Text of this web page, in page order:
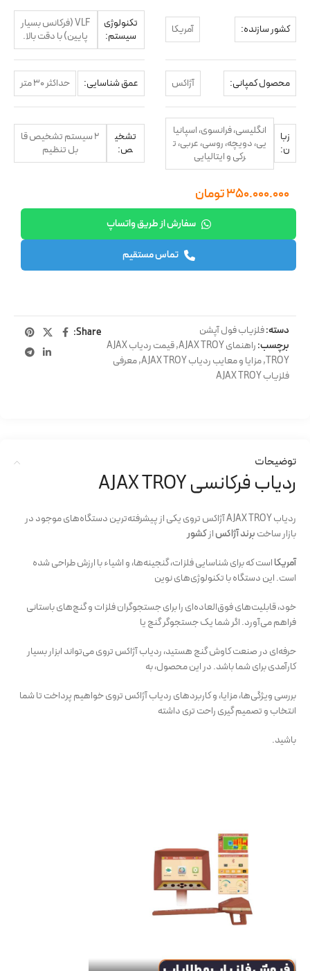
کشور سازنده: آمریکا
تکنولوژی
سیستم:
VLF (فرکانس بسیار
پایین) با دقت بالا.
محصول کمپانی: آژاکس عمق شناسایی: حداکثر 30 متر
زبا
ن:
انگلیسی، فرانسوی، اسپانیا
یی، دویچه، روسی، عربی، ت
رکی و ایتالیایی
تشخی
ص:
2 سیستم تشخیص قا
بل تنظیم
۳۵۰.۰۰۰.۰۰۰تومان
سفارش از طریق واتساپ
تماس مستقیم
دسته:فلزیاب فول آپشن
برچسب:راهنمای AJAX TROY ,
قیمت ردیاب AJAX
TROY
,مزایا و معایب ردیاب AJAX TROY ,معرفی
فلزیاب AJAX TROY
Share:
توضیحات
ردیاب فرکانسی AJAX TROY
ردیاب AJAX TROY آژاکس تروی یکی از پیشرفته‌ترین دستگاه‌های موجود در
بازار ساختبرند آژاکسازکشور
آمریکااست که برای شناسایی فلزات، گنجینه‌ها، و اشیاء با ارزش طراحی شده
است. این دستگاه با تکنولوژی‌های نوین
خود، قابلیت‌های فوق‌العاده‌ای را برای جستجوگران فلزات و گنج‌های باستانی
فراهم می‌آورد. اگر شما یک جستجوگر گنج یا
حرفه‌ای در صنعت کاوش گنج هستید، ردیاب آژاکس تروی می‌تواند ابزار بسیار
کارآمدی برای شما باشد. در این محصول، به
بررسی ویژگی‌ها، مزایا، و کاربردهای ردیاب آژاکس تروی خواهیم پرداخت تا شما
انتخاب و تصمیم گیری راحت تری داشته
باشید.